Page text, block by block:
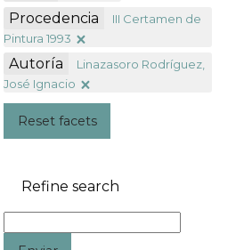
Procedencia
III Certamen de
Pintura 1993
Autoría
Linazasoro Rodríguez,
José Ignacio
Reset facets
Refine search